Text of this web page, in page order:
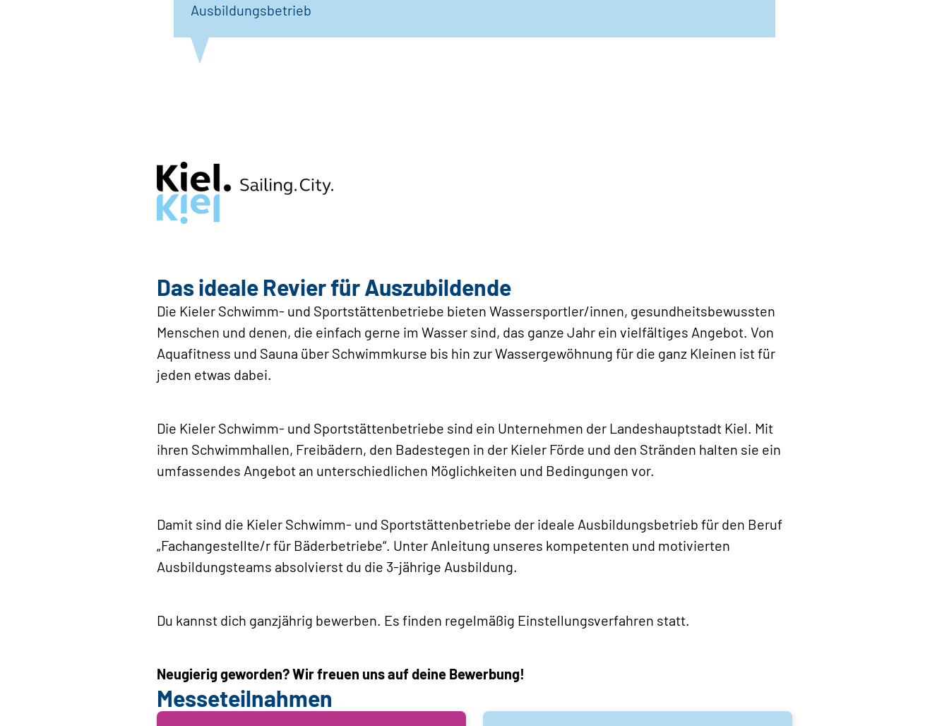
Ausbildungsbetrieb
Das ideale Revier für Auszubildende
Die Kieler Schwimm- und Sportstättenbetriebe bieten Wassersportler/innen, gesundheitsbewussten
Menschen und denen, die einfach gerne im Wasser sind, das ganze Jahr ein vielfältiges Angebot. Von
Aquafitness und Sauna über Schwimmkurse bis hin zur Wassergewöhnung für die ganz Kleinen ist für
jeden etwas dabei.
Die Kieler Schwimm- und Sportstättenbetriebe sind ein Unternehmen der Landeshauptstadt Kiel. Mit
ihren Schwimmhallen, Freibädern, den Badestegen in der ­Kieler Förde und den Stränden halten sie ein
umfassendes Angebot an unterschiedlichen Möglichkeiten und Bedingungen vor.
Damit sind die Kieler Schwimm- und Sportstättenbetriebe der ideale Ausbildungsbetrieb für den Beruf
„Fachangestellte/r für Bäderbetriebe“. Unter Anleitung unseres kompetenten und motivierten
Ausbildungsteams absolvierst du die 3-jährige Ausbildung.
Du kannst dich ganzjährig bewerben. Es finden regelmäßig Einstellungsverfahren statt.
Neugierig geworden? Wir freuen uns auf deine Bewerbung!
Messeteilnahmen